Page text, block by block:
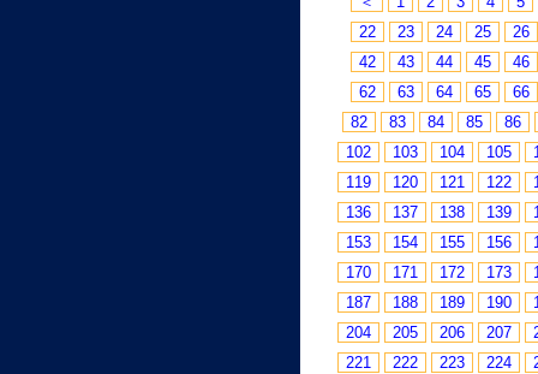
22
23 24 25
26
42
43 44 45
46
62
63 64 65
66
82
83 84 85
86
102
103 104 105
119
120 121 122
136
137 138 139
153
154 155 156
170
171 172 173
187
188 189 190
204
205 206 207
221
222 223 224